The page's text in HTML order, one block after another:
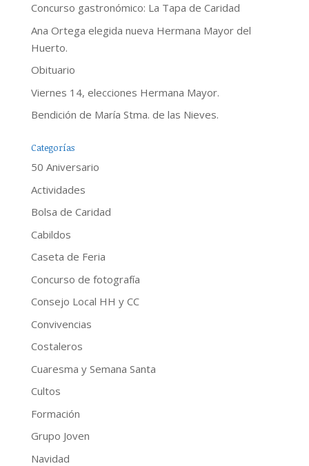
Concurso gastronómico: La Tapa de Caridad
Ana Ortega elegida nueva Hermana Mayor del
Huerto.
Obituario
Viernes 14, elecciones Hermana Mayor.
Bendición de María Stma. de las Nieves.
Categorías
50 Aniversario
Actividades
Bolsa de Caridad
Cabildos
Caseta de Feria
Concurso de fotografía
Consejo Local HH y CC
Convivencias
Costaleros
Cuaresma y Semana Santa
Cultos
Formación
Grupo Joven
Navidad